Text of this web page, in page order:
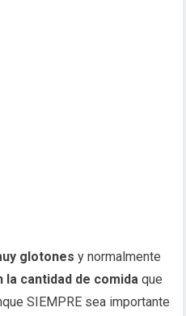
glotones y normalmente
la cantidad de comida que
SIEMPRE sea importante